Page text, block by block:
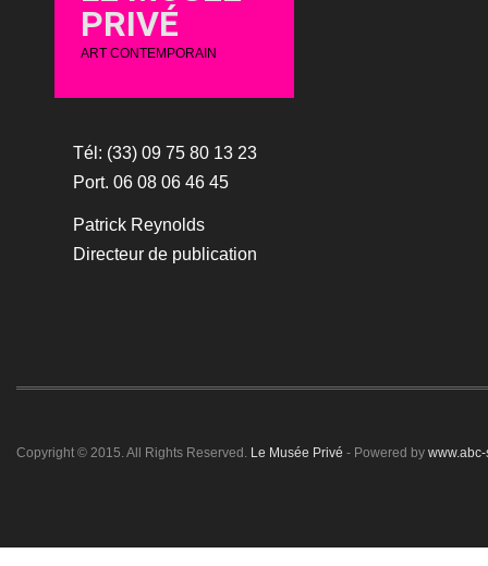
PRIVÉ
ART CONTEMPORAIN
Tél: (33) 09 75 80 13 23
Port. 06 08 06 46 45
Patrick Reynolds
Directeur de publication
Copyright © 2015. All Rights Reserved. Le Musée Privé - Powered by